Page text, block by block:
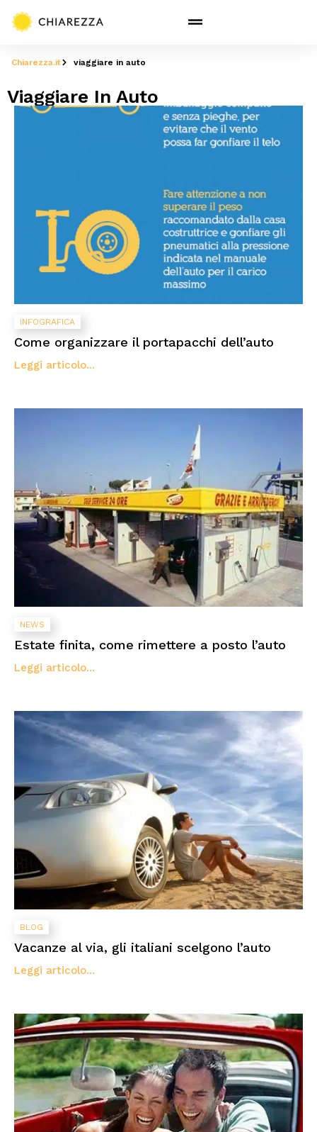
Chiarezza.it viaggiare in auto
Viaggiare In Auto
INFOGRAFICA
Come organizzare il portapacchi dell’auto
Leggi articolo...
NEWS
Estate finita, come rimettere a posto l’auto
Leggi articolo...
BLOG
Vacanze al via, gli italiani scelgono l’auto
Leggi articolo...